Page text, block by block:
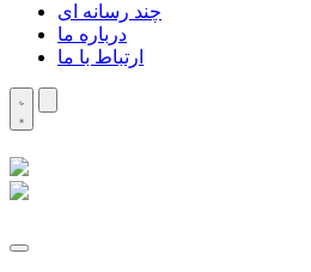
چند رسانه ای
درباره ما
ارتباط با ما